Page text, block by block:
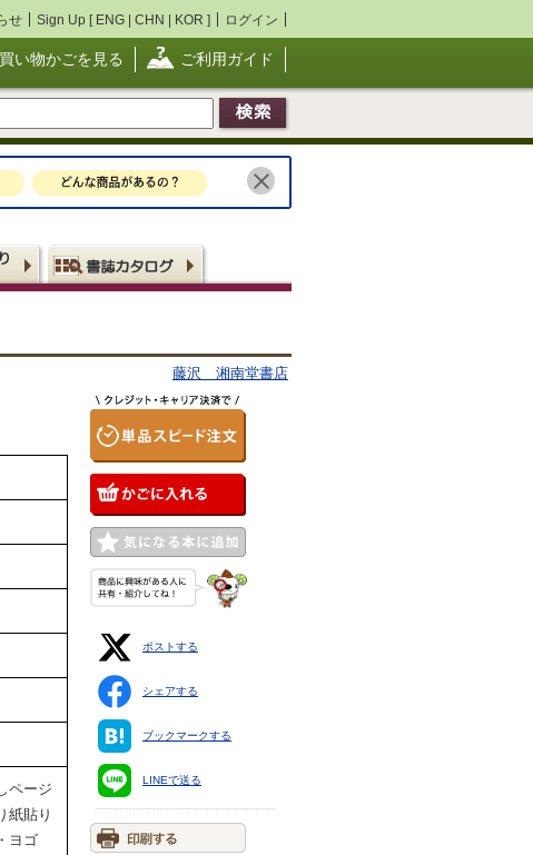
せ Sign Up [ ENG | CHN | KOR ] ログイン
買い物かごを見る ご利用ガイド
藤沢 湘南堂書店
ページ
紙貼り
ヨゴ
ポストする
シェアする
ブックマークする
LINEで送る